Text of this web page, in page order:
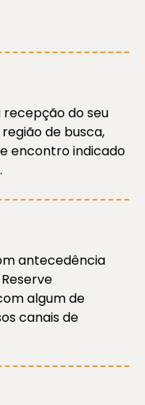
do seu
de busca,
encontro indicado
antecedência
algum de
canais de